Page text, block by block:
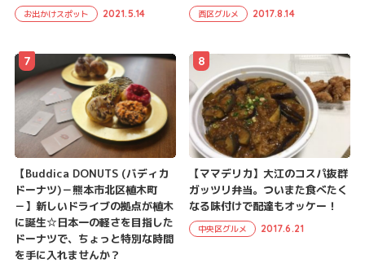
お出かけスポット 2021.5.14 西区グルメ 2017.8.14
【Buddica DONUTS (バディカ
ドーナツ)－熊本市北区植木町
－】新しいドライブの拠点が植木
に誕生☆日本一の軽さを目指した
ドーナツで、ちょっと特別な時間
を手に入れませんか？
7
【ママデリカ】大江のコスパ抜群
ガッツリ弁当。ついまた食べたく
なる味付けで配達もオッケー！
中央区グルメ 2017.6.21
8